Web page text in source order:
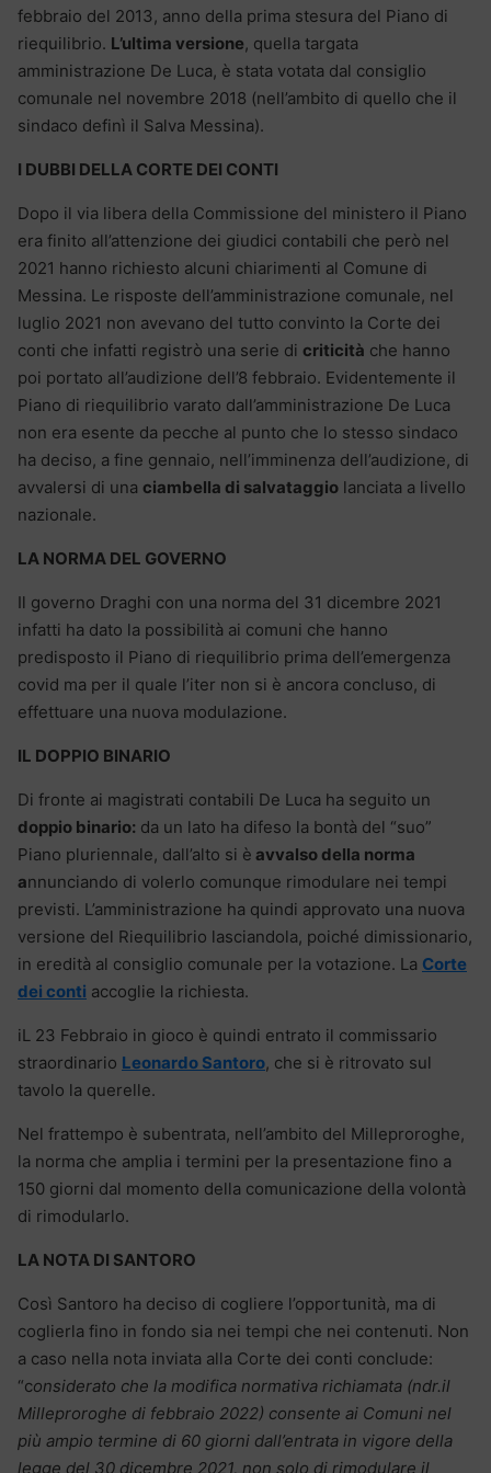
febbraio del 2013, anno della prima stesura del Piano di
riequilibrio. L’ultima versione, quella targata
amministrazione De Luca, è stata votata dal consiglio
comunale nel novembre 2018 (nell’ambito di quello che il
sindaco definì il Salva Messina).
I DUBBI DELLA CORTE DEI CONTI
Dopo il via libera della Commissione del ministero il Piano
era finito all’attenzione dei giudici contabili che però nel
2021 hanno richiesto alcuni chiarimenti al Comune di
Messina. Le risposte dell’amministrazione comunale, nel
luglio 2021 non avevano del tutto convinto la Corte dei
conti che infatti registrò una serie di criticità che hanno
poi portato all’audizione dell’8 febbraio. Evidentemente il
Piano di riequilibrio varato dall’amministrazione De Luca
non era esente da pecche al punto che lo stesso sindaco
ha deciso, a fine gennaio, nell’imminenza dell’audizione, di
avvalersi di una ciambella di salvataggio lanciata a livello
nazionale.
LA NORMA DEL GOVERNO
Il governo Draghi con una norma del 31 dicembre 2021
infatti ha dato la possibilità ai comuni che hanno
predisposto il Piano di riequilibrio prima dell’emergenza
covid ma per il quale l’iter non si è ancora concluso, di
effettuare una nuova modulazione.
IL DOPPIO BINARIO
Di fronte ai magistrati contabili De Luca ha seguito un
doppio binario: da un lato ha difeso la bontà del “suo”
Piano pluriennale, dall’alto si è avvalso della norma
annunciando di volerlo comunque rimodulare nei tempi
previsti. L’amministrazione ha quindi approvato una nuova
versione del Riequilibrio lasciandola, poiché dimissionario,
in eredità al consiglio comunale per la votazione. La Corte
dei conti accoglie la richiesta.
iL 23 Febbraio in gioco è quindi entrato il commissario
straordinario Leonardo Santoro, che si è ritrovato sul
tavolo la querelle.
Nel frattempo è subentrata, nell’ambito del Milleproroghe,
la norma che amplia i termini per la presentazione fino a
150 giorni dal momento della comunicazione della volontà
di rimodularlo.
LA NOTA DI SANTORO
Così Santoro ha deciso di cogliere l’opportunità, ma di
coglierla fino in fondo sia nei tempi che nei contenuti. Non
a caso nella nota inviata alla Corte dei conti conclude:
“considerato che la modifica normativa richiamata (ndr.il
Milleproroghe di febbraio 2022) consente ai Comuni nel
più ampio termine di 60 giorni dall’entrata in vigore della
legge del 30 dicembre 2021, non solo di rimodulare il